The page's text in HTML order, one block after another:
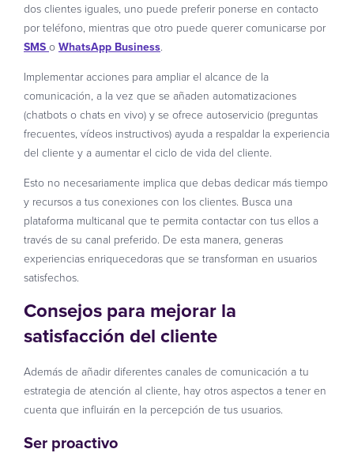
dos clientes iguales, uno puede preferir ponerse en contacto
por teléfono, mientras que otro puede querer comunicarse por
SMS o WhatsApp Business.
Implementar acciones para ampliar el alcance de la
comunicación, a la vez que se añaden automatizaciones
(chatbots o chats en vivo) y se ofrece autoservicio (preguntas
frecuentes, vídeos instructivos) ayuda a respaldar la experiencia
del cliente y a aumentar el ciclo de vida del cliente.
Esto no necesariamente implica que debas dedicar más tiempo
y recursos a tus conexiones con los clientes. Busca una
plataforma multicanal que te permita contactar con tus ellos a
través de su canal preferido. De esta manera, generas
experiencias enriquecedoras que se transforman en usuarios
satisfechos.
Consejos para mejorar la
satisfacción del cliente
Además de añadir diferentes canales de comunicación a tu
estrategia de atención al cliente, hay otros aspectos a tener en
cuenta que influirán en la percepción de tus usuarios.
Ser proactivo